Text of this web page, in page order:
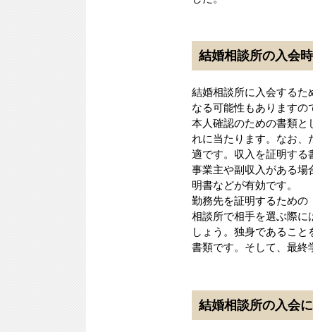
結婚相談所の入会
結婚相談所に入会するた
なる可能性もありますの
本人確認のための書類と
れに当たります。なお、
適です。収入を証明する
事業主や副収入がある場
明書などが有効です。
勤務先を証明するための
相談所で相手を選ぶ際に
しょう。独身であるこ
書類です。そして、最終
結婚相談所の入会